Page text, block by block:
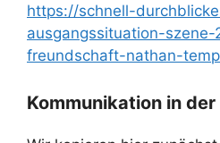
https://schnell-
ausgangssituation-
freundschaft-nathan-
Kommunikation in der